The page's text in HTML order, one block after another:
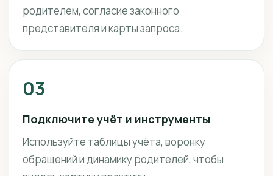
родителем, согласие законного
представителя и карты запроса.
03
Подключите учёт и инструменты
Используйте таблицы учёта, воронку
обращений и динамику родителей, чтобы